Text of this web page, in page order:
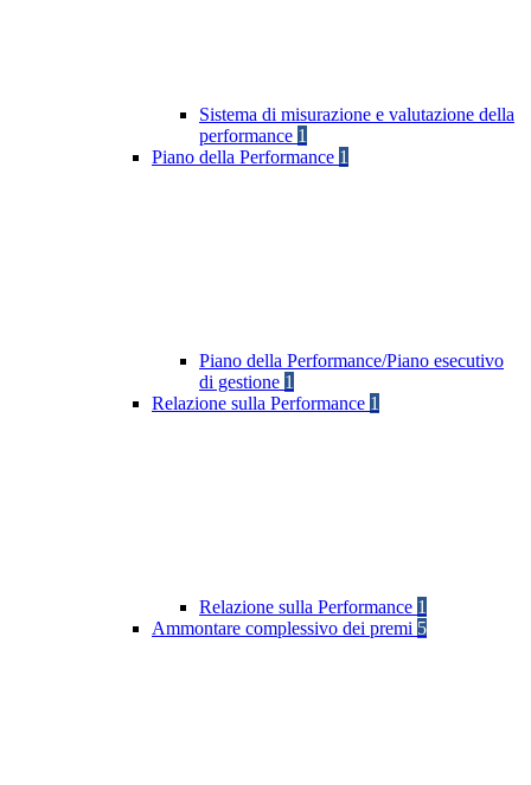
Sistema di misurazione e valutazione della
performance 1
Piano della Performance 1
Piano della Performance/Piano esecutivo
di gestione 1
Relazione sulla Performance 1
Relazione sulla Performance 1
Ammontare complessivo dei premi 5